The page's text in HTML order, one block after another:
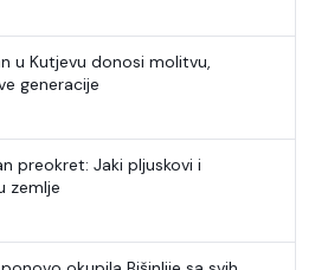
u Kutjevu donosi molitvu,
generacije
preokret: Jaki pljuskovi i
zemlje